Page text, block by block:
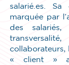
salarié.es.
marquée par
des
collaborateurs,
« client »